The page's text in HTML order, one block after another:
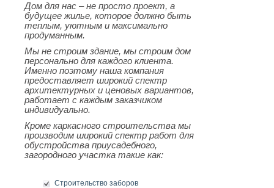
Дом для нас – не просто проект, а
будущее жилье, которое должно быть
теплым, уютным и максимально
продуманным.
Мы не строим здание, мы строим дом
персонально для каждого клиента.
Именно поэтому наша компания
предоставляет широкий спектр
архитектурных и ценовых вариантов,
работает с каждым заказчиком
индивидуально.
Кроме каркасного строительства мы
производим широкий спектр работ для
обустройства приусадебного,
загородного участка такие как:
Строительство заборов